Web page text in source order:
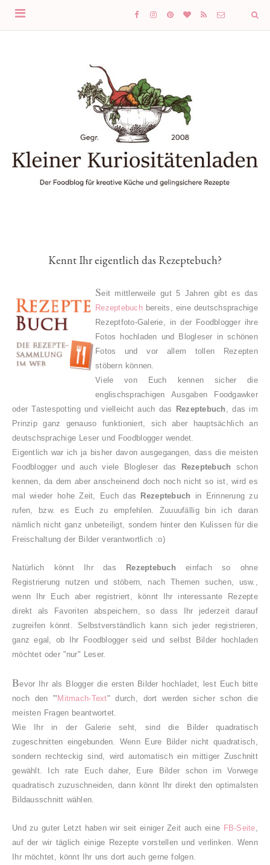
Kennt Ihr eigentlich das Rezeptebuch?
Seit mittlerweile gut 5 Jahren gibt es das
Rezeptebuchbereits, eine deutschsprachige
Rezeptfoto-Galerie, in der Foodblogger ihre
Fotos hochladen und Blogleser in schönen
Fotos und vor allem tollen Rezepten
stöbern können.
Viele von Euch kennen sicher die
englischsprachigen Ausgaben Foodgawker
oder Tastespotting und vielleicht auch das
Rezeptebuch , das im
Prinzip ganz genauso funktioniert, sich aber hauptsächlich an
deutschsprachige Leser und Foodblogger wendet.
Eigentlich war ich ja bisher davon ausgegangen, dass die meisten
Foodblogger und auch viele Blogleser das
Rezeptebuch schon
kennen, da dem aber anscheinend doch noch nicht so ist, wird es
mal wieder hohe Zeit, Euch das
Rezeptebuch in Erinnerung zu
rufen, bzw. es Euch zu empfehlen. Zuuuufällig bin ich daran
nämlich nicht ganz unbeteiligt, sondern hinter den Kulissen für die
Freischaltung der Bilder verantwortlich :o)
Natürlich könnt Ihr das Rezeptebuch einfach so ohne
Registrierung nutzen und stöbern, nach Themen suchen, usw.,
wenn Ihr Euch aber registriert, könnt Ihr interessante Rezepte
direkt als Favoriten abspeichern, so dass Ihr jederzeit darauf
zugreifen könnt. Selbstverständlich kann sich jeder registrieren,
ganz egal, ob Ihr Foodblogger seid und selbst Bilder hochladen
möchtet oder "nur" Leser.
Bevor Ihr als Blogger die ersten Bilder hochladet, lest Euch bitte
noch den '" Mitmach-Text" durch, dort werden sicher schon die
meisten Fragen beantwortet.
Wie Ihr in der Galerie seht, sind die Bilder quadratisch
zugeschnitten eingebunden. Wenn Eure Bilder nicht quadratisch,
sondern rechteckig sind, wird automatisch ein mittiger Zuschnitt
gewählt. Ich rate Euch daher, Eure Bilder schon im Vorwege
quadratisch zuzuschneiden, dann könnt Ihr direkt den optimalsten
Bildausschnitt wählen.
Und zu guter Letzt haben wir seit einiger Zeit auch eine FB-Seite,
auf der wir täglich einige Rezepte vorstellen und verlinken. Wenn
Ihr möchtet, könnt Ihr uns dort auch gerne folgen.